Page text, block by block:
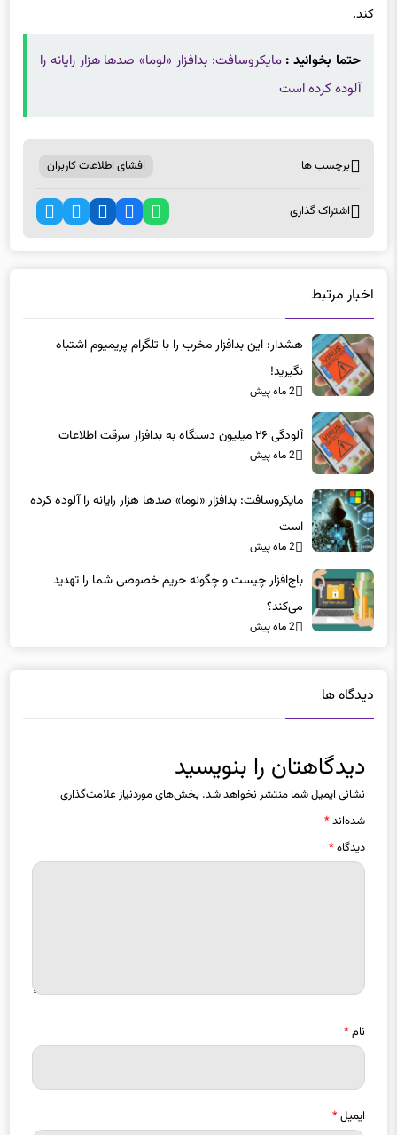
حتما بخوانید :مایکروسافت: بدافزار «لوما» صدها هزار رایانه را
اخبار مرتبط
هشدار: این بدافزار مخرب را با تلگرام پریمیوم اشتباه
نگیرید!
آلودگی ۲۶ میلیون دستگاه به بدافزار سرقت اطلاعات
مایکروسافت: بدافزار «لوما» صدها هزار رایانه را آلوده کرده
است
باج‌افزار چیست و چگونه حریم خصوصی شما را تهدید
می‌کند؟
دیدگاه ها
دیدگاهتان را بنویسید
نشانی ایمیل شما منتشر نخواهد شد.
شده‌اند*
دیدگاه
نام